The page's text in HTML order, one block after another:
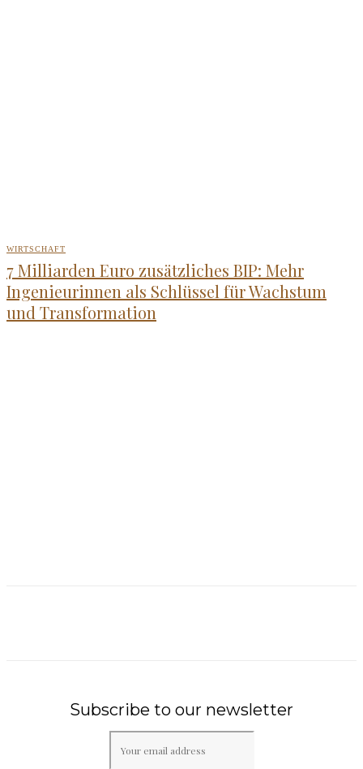
WIRTSCHAFT
7 Milliarden Euro zusätzliches BIP: Mehr
Ingenieurinnen als Schlüssel für Wachstum
und Transformation
Subscribe to our newsletter